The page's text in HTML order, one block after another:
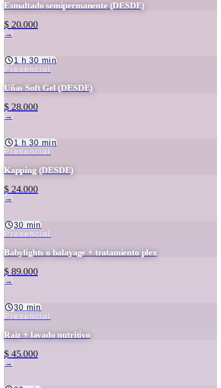
Esmaltado semipermanente (DESDE)
$ 20.000
→
1 h 30 min
Presencial
Uñas Soft Gel (DESDE)
$ 28.000
→
1 h 30 min
Presencial
Kapping (DESDE)
$ 24.000
→
30 min
Presencial
Babylights o balayage + tratamiento plex
$ 89.000
→
30 min
Presencial
Raiz + lavado nutritivo
$ 45.000
→